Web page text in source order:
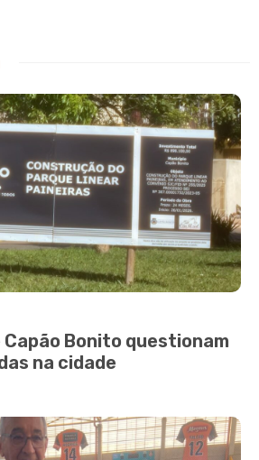
Bonito questionam
na cidade